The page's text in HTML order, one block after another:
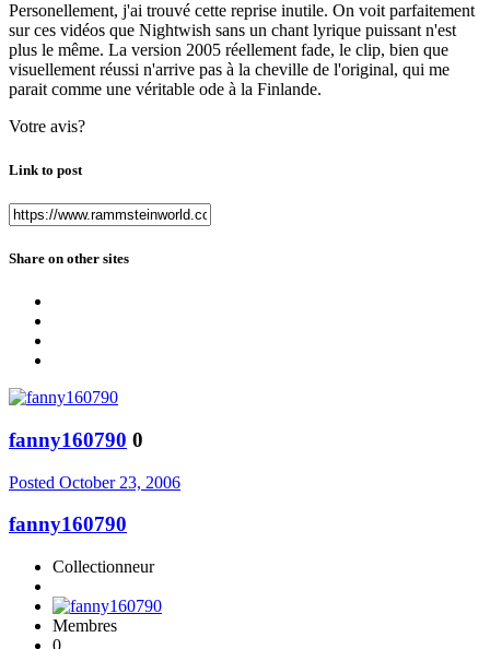
Personellement, j'ai trouvé cette reprise inutile. On voit parfaitement
sur ces vidéos que Nightwish sans un chant lyrique puissant n'est
plus le même. La version 2005 réellement fade, le clip, bien que
visuellement réussi n'arrive pas à la cheville de l'original, qui me
parait comme une véritable ode à la Finlande.
Votre avis?
Link to post
Share on other sites
fanny160790 0
Posted October 23, 2006
fanny160790
Collectionneur
Membres
0